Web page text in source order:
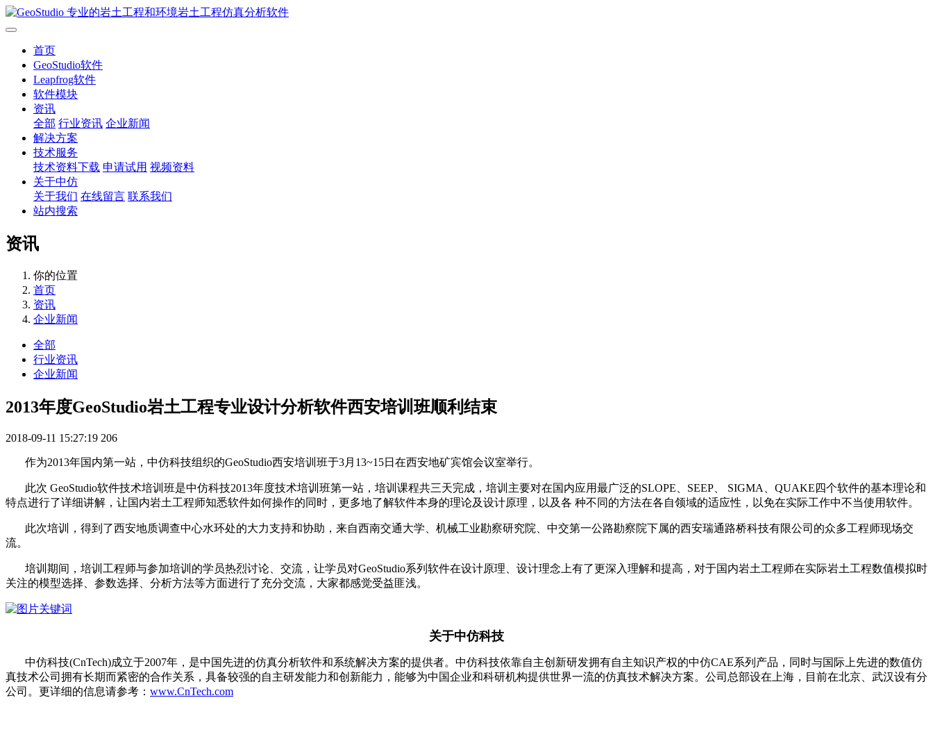
首页
GeoStudio软件
Leapfrog软件
软件模块
资讯
全部 行业资讯 企业新闻
解决方案
技术服务
技术资料下载 申请试用 视频资料
关于中仿
关于我们 在线留言 联系我们
站内搜索
资讯
你的位置
首页
资讯
企业新闻
全部
行业资讯
企业新闻
2013年度GeoStudio岩土工程专业设计分析软件西安培训班顺利结束
2018-09-11 15:27:19 206
作为2013年国内第一站，中仿科技组织的GeoStudio西安培训班于3月13~15日在西安地矿宾馆会议室举行。
此次 GeoStudio软件技术培训班是中仿科技2013年度技术培训班第一站，培训课程共三天完成，培训主要对在国内应用最广泛的SLOPE、SEEP、 SIGMA、QUAKE四个软件的基本理论和
特点进行了详细讲解，让国内岩土工程师知悉软件如何操作的同时，更多地了解软件本身的理论及设计原理，以及各 种不同的方法在各自领域的适应性，以免在实际工作中不当使用软件。
此次培训，得到了西安地质调查中心水环处的大力支持和协助，来自西南交通大学、机械工业勘察研究院、中交第一公路勘察院下属的西安瑞通路桥科技有限公司的众多工程师现场交
流。
培训期间，培训工程师与参加培训的学员热烈讨论、交流，让学员对GeoStudio系列软件在设计原理、设计理念上有了更深入理解和提高，对于国内岩土工程师在实际岩土工程数值模拟时
关注的模型选择、参数选择、分析方法等方面进行了充分交流，大家都感觉受益匪浅。
关于中仿科技
中仿科技(CnTech)成立于2007年，是中国先进的仿真分析软件和系统解决方案的提供者。中仿科技依靠自主创新研发拥有自主知识产权的中仿CAE系列产品，同时与国际上先进的数值仿
真技术公司拥有长期而紧密的合作关系，具备较强的自主研发能力和创新能力，能够为中国企业和科研机构提供世界一流的仿真技术解决方案。公司总部设在上海，目前在北京、武汉设有分
公司。更详细的信息请参考： www.CnTech.com